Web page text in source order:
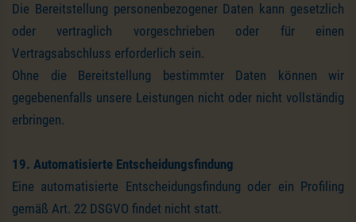
Die Bereitstellung personenbezogener Daten kann gesetzlich
oder vertraglich vorgeschrieben oder für einen
Vertragsabschluss erforderlich sein.
Ohne die Bereitstellung bestimmter Daten können wir
gegebenenfalls unsere Leistungen nicht oder nicht vollständig
erbringen.
19. Automatisierte Entscheidungsfindung
Eine automatisierte Entscheidungsfindung oder ein Profiling
gemäß Art. 22 DSGVO findet nicht statt.